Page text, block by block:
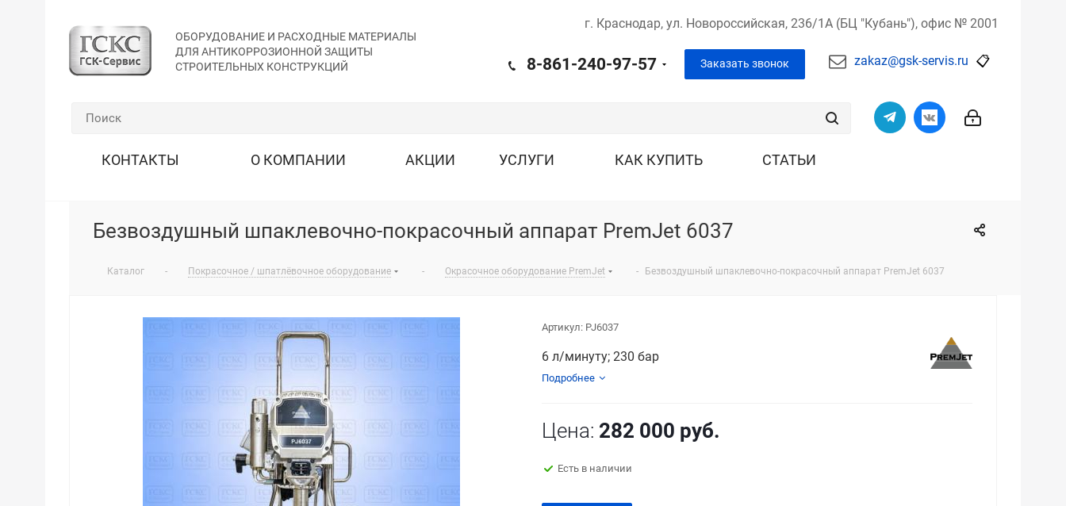
ОБОРУДОВАНИЕ И РАСХОДНЫЕ МАТЕРИАЛЫ
ДЛЯ АНТИКОРРОЗИОННОЙ ЗАЩИТЫ
СТРОИТЕЛЬНЫХ КОНСТРУКЦИЙ
г. Краснодар, ул. Новороссийская, 236/1А (БЦ "Кубань"), офис № 2001
8-861-240-97-57 Заказать звонок zakaz@gsk-servis.ru 📋
КОНТАКТЫ О КОМПАНИИ АКЦИИ УСЛУГИ КАК КУПИТЬ СТАТЬИ
Безвоздушный шпаклевочно-покрасочный аппарат PremJet 6037
Каталог - Покрасочное / шпатлёвочное оборудование - Окрасочное оборудование PremJet - Безвоздушный шпаклевочно-покрасочный аппарат PremJet 6037
Артикул: PJ6037
6 л/минуту; 230 бар
Подробнее
Цена: 282 000 руб.
Есть в наличии